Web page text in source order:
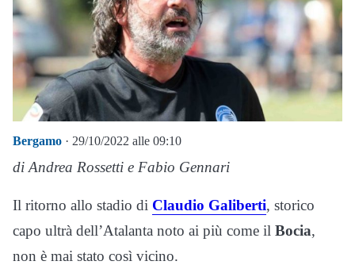
Bergamo · 29/10/2022 alle 09:10
di Andrea Rossetti e Fabio Gennari
Il ritorno allo stadio di Claudio Galiberti, storico
capo ultrà dell’Atalanta noto ai più come il Bocia,
non è mai stato così vicino.